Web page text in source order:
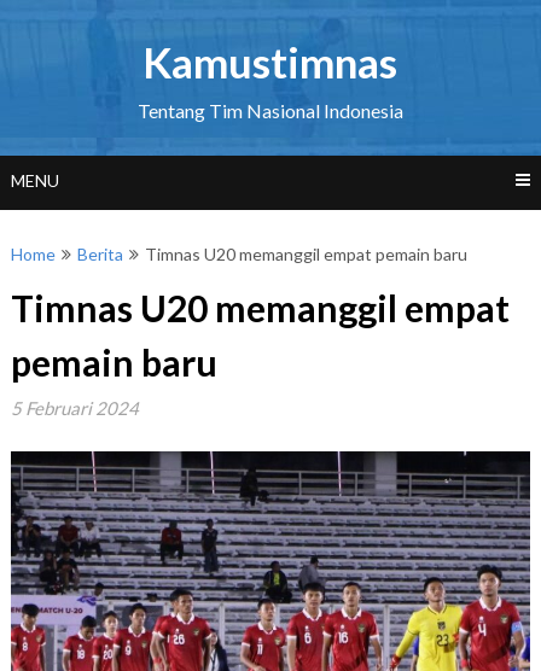
Kamustimnas
Tentang Tim Nasional Indonesia
MENU
Home Berita Timnas U20 memanggil empat pemain baru
Timnas U20 memanggil empat
pemain baru
5 Februari 2024